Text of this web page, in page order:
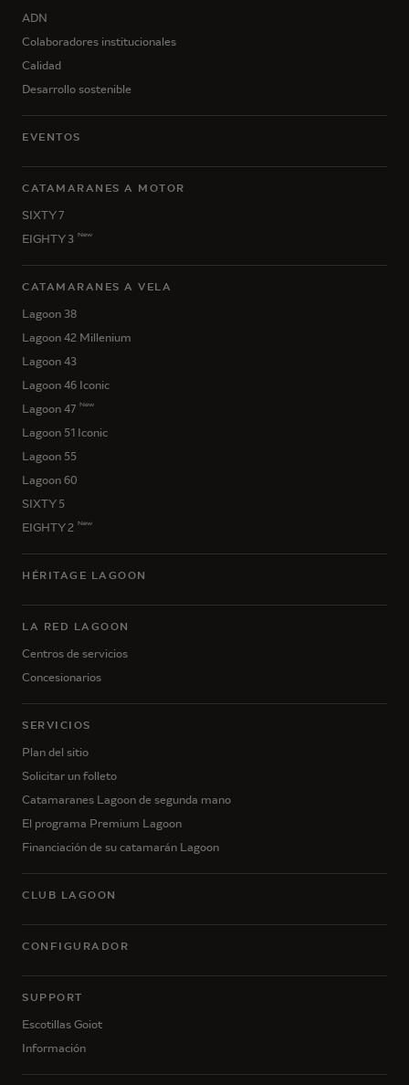
ADN
Colaboradores institucionales
Calidad
Desarrollo sostenible
EVENTOS
CATAMARANES A MOTOR
SIXTY 7
EIGHTY 3 New
CATAMARANES A VELA
Lagoon 38
Lagoon 42 Millenium
Lagoon 43
Lagoon 46 Iconic
Lagoon 47 New
Lagoon 51 Iconic
Lagoon 55
Lagoon 60
SIXTY 5
EIGHTY 2
New
HÉRITAGE LAGOON
LA RED LAGOON
Centros de servicios
Concesionarios
SERVICIOS
Plan del sitio
Solicitar un folleto
Catamaranes Lagoon de segunda mano
El programa Premium Lagoon
Financiación de su catamarán Lagoon
CLUB LAGOON
CONFIGURADOR
SUPPORT
Escotillas Goiot
Información